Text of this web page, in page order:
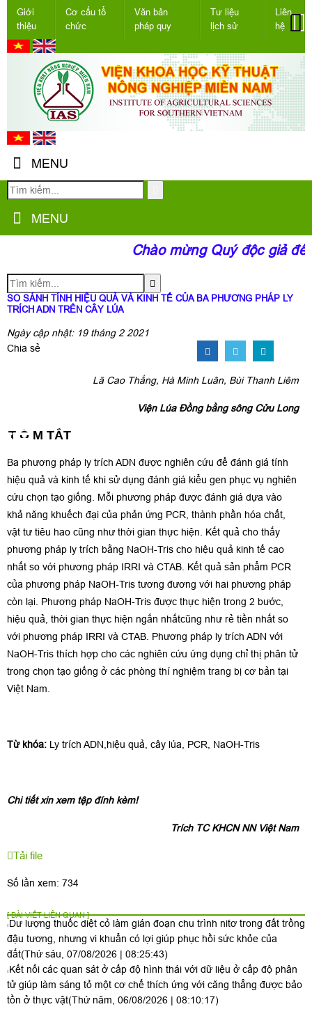
Giới
thiệu
Cơ cấu tổ
chức
Văn bản
pháp quy
Tư liệu
lịch sử
Liên
hệ
MENU
MENU
Chào mừng Quý độc giả
SO SÁNH TÍNH HIỆU QUẢ VÀ KINH TẾ CỦA BA PHƯƠNG PHÁP LY
TRÍCH ADN TRÊN CÂY LÚA
Ngày cập nhật: 19 tháng 2 2021
Chia sẻ
Lã Cao Thắng, Hà Minh Luân, Bùi Thanh Liêm
Viện Lúa Đồng bằng sông Cửu Long
T Ó M TẮT
Ba phương pháp ly trích ADN được nghiên cứu để đánh giá tính
hiệu quả và kinh tế khi sử dụng đánh giá kiểu gen phục vụ nghiên
cứu chọn tạo giống. Mỗi phương pháp được đánh giá dựa vào
khả năng khuếch đại của phản ứng PCR, thành phần hóa chất,
vật tư tiêu hao cũng như thời gian thực hiện. Kết quả cho thấy
phương pháp ly trích bằng NaOH-Tris cho hiệu quả kinh tế cao
nhất so với phương pháp IRRI và CTAB. Kết quả sản phẩm PCR
của phương pháp NaOH-Tris tương đương với hai phương pháp
còn lại. Phương pháp NaOH-Tris được thực hiện trong 2 bước,
hiệu quả, thời gian thực hiện ngắn nhấtcũng như rẻ tiền nhất so
với phương pháp IRRI và CTAB. Phương pháp ly trích ADN với
NaOH-Tris thích hợp cho các nghiên cứu ứng dụng chỉ thị phân tử
trong chọn tạo giống ở các phòng thí nghiệm trang bị cơ bản tại
Việt Nam.
Từ khóa: Ly trích ADN,hiệu quả, cây lúa, PCR, NaOH-Tris
Chi tiết xin xem tệp đính kèm!
Trích TC KHCN NN Việt Nam
Tải file
Số lần xem: 734
[ BÀI VIẾT LIÊN QUAN ]
Dư lượng thuốc diệt cỏ làm gián đoạn chu trình nitơ trong đất trồng
đậu tương, nhưng vi khuẩn có lợi giúp phục hồi sức khỏe của
đất(Thứ sáu, 07/08/2026 | 08:25:43)
Kết nối các quan sát ở cấp độ hình thái với dữ liệu ở cấp độ phân
tử giúp làm sáng tỏ một cơ chế thích ứng với căng thẳng được bảo
tồn ở thực vật(Thứ năm, 06/08/2026 | 08:10:17)